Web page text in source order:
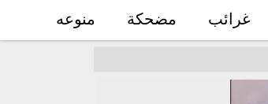
غرائب مضحكة منوعه